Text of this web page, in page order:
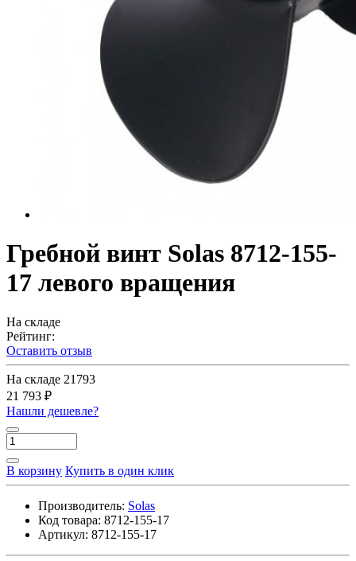
Гребной винт Solas 8712-155-
17 левого вращения
На складе
Рейтинг:
Оставить отзыв
На складе 21793
21 793 ₽
Нашли дешевле?
В корзину Купить в один клик
Производитель: Solas
Код товара: 8712-155-17
Артикул: 8712-155-17